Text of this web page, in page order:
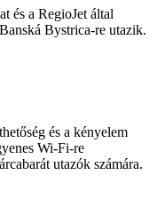
és a RegioJet által
Bystrica-re utazik.
és a kényelem
Wi-Fi-re
utazók számára.